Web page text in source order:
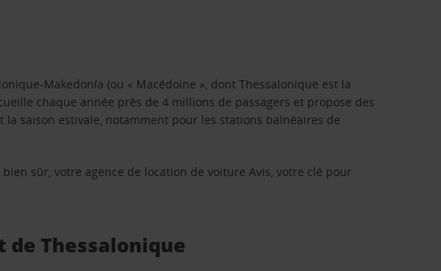
Makedonía (ou « Macédoine », dont Thessalonique est la
chaque année près de 4 millions de passagers et propose des
saison estivale, notamment pour les stations balnéaires de
sûr, votre agence de location de voiture Avis, votre clé pour
de Thessalonique